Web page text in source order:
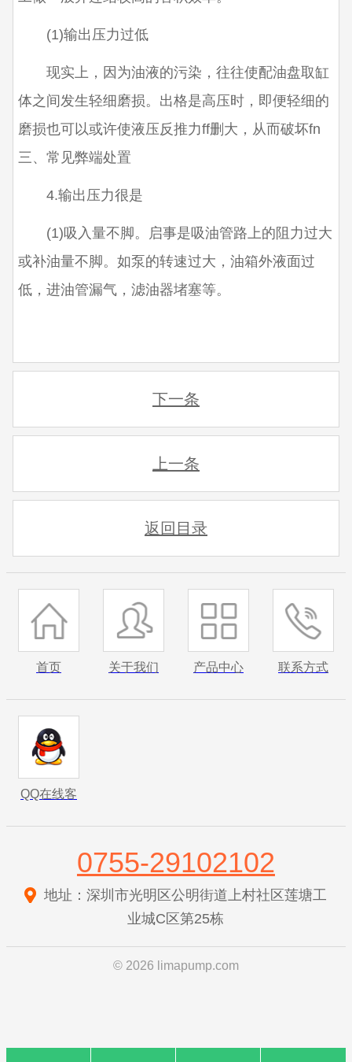
(1)输出压力过低
现实上，因为油液的污染，往往使配油盘取缸
体之间发生轻细磨损。出格是高压时，即便轻细的
磨损也可以或许使液压反推力ff删大，从而破坏fn
三、常见弊端处置
4.输出压力很是
(1)吸入量不脚。启事是吸油管路上的阻力过大
或补油量不脚。如泵的转速过大，油箱外液面过
低，进油管漏气，滤油器堵塞等。
下一条
上一条
返回目录
首页 关于我们 产品中心 联系方式
QQ在线客
服
0755-29102102
地址：深圳市光明区公明街道上村社区莲塘工
业城C区第25栋
© 2026 limapump.com